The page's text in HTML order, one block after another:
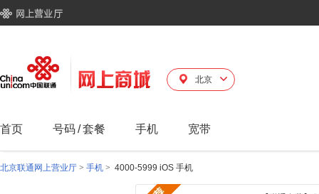
北京
首页 号码/套餐 手机 宽带
北京联通网上营业厅 > 手机 > 4000-5999 iOS 手机